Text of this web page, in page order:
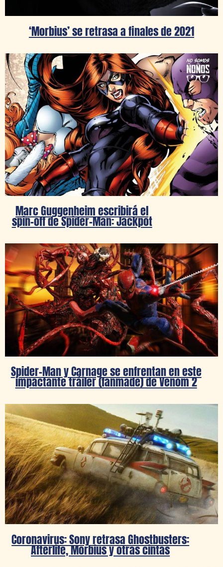
‘Morbius’ se retrasa a finales de 2021
Marc Guggenheim escribirá el
spin-off de Spider-Man: Jackpot
Spider-Man y Carnage se enfrentan en este
impactante tráiler (fanmade) de Venom 2
Coronavirus: Sony retrasa Ghostbusters:
Afterlife, Morbius y otras cintas